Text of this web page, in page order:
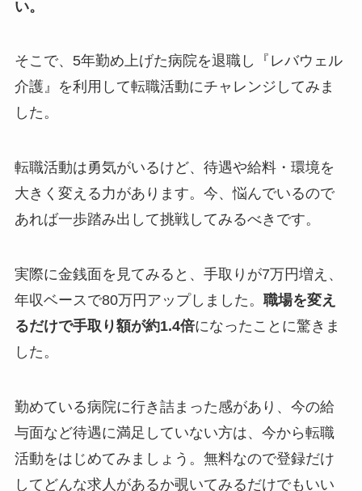
い。
そこで、5年勤め上げた病院を退職し『レバウェル
介護』を利用して転職活動にチャレンジしてみま
した。
転職活動は勇気がいるけど、待遇や給料・環境を
大きく変える力があります。今、悩んでいるので
あれば一歩踏み出して挑戦してみるべきです。
実際に金銭面を見てみると、手取りが7万円増え、
年収ベースで80万円アップしました。 職場を変え
るだけで手取り額が約1.4倍になった ことに驚きま
した。
勤めている病院に行き詰まった感があり、今の給
与面など待遇に満足していない方は、今から転職
活動をはじめてみましょう。無料なので登録だけ
してどんな求人があるか覗いてみるだけでもいい